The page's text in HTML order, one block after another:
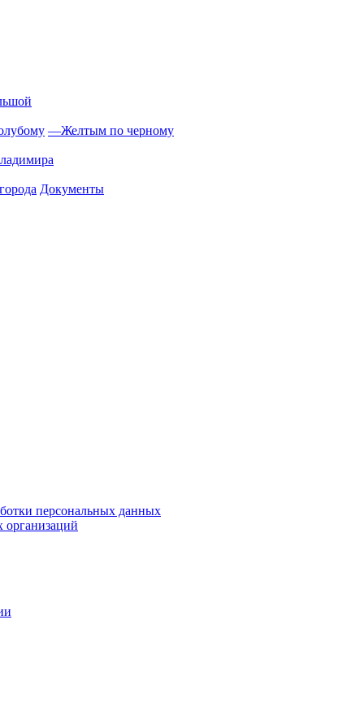
—Желтым по черному
Документы
персональных данных
организаций